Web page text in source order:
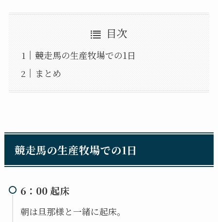
目次
競走馬の生産牧場での1日
まとめ
競走馬の生産牧場での1日
6：00 起床
朝は旦那様と一緒に起床。